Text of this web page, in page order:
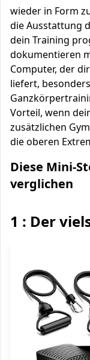
wieder in Form
die Ausstattung
dein Training
dokumentieren
Computer, der
liefert,
Vorteil, wenn
zusätzlichen
die oberen
Diese Mini-
verglichen
1 : Der